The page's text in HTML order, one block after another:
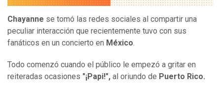
Chayanne se tomó las redes sociales al compartir una
peculiar interacción que recientemente tuvo con sus
fanáticos en un concierto en México.
Todo comenzó cuando el público le empezó a gritar en
reiteradas ocasiones "¡Papi!", al oriundo de Puerto Rico.